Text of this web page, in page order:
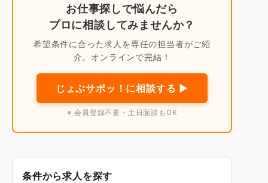
お仕事探しで悩んだら
プロに相談してみませんか？
希望条件に合った求人を専任の担当者がご紹
介。オンラインで完結！
じょぶサポッ！に相談する ▶
※ 会員登録不要・土日面談もOK
条件から求人を探す